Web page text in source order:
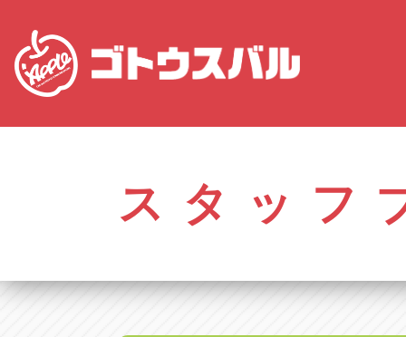
アップル
愛知県春日井市柏井町4-43-1
アップル春日井中央店
スタッフ